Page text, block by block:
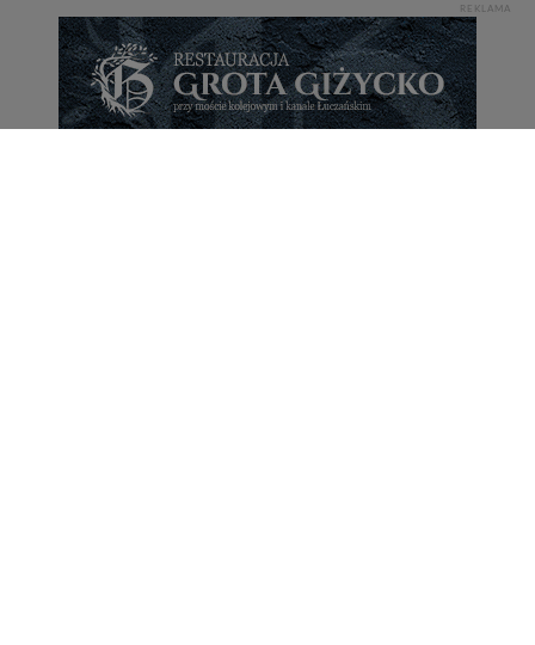
REKLAMA